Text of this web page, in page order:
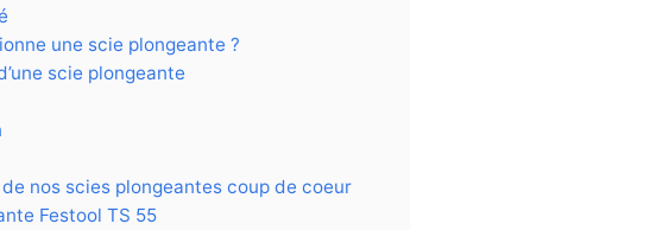
une scie plongeante ?
scie plongeante
nos scies plongeantes coup de coeur
Festool TS 55